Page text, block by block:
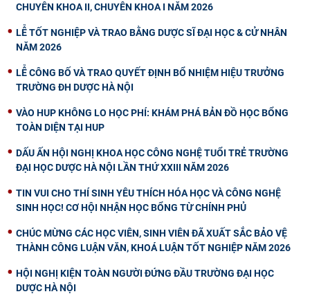
CHUYÊN KHOA II, CHUYÊN KHOA I NĂM 2026
LỄ TỐT NGHIỆP VÀ TRAO BẰNG DƯỢC SĨ ĐẠI HỌC & CỬ NHÂN
NĂM 2026
LỄ CÔNG BỐ VÀ TRAO QUYẾT ĐỊNH BỔ NHIỆM HIỆU TRƯỞNG
TRƯỜNG ĐH DƯỢC HÀ NỘI
VÀO HUP KHÔNG LO HỌC PHÍ: KHÁM PHÁ BẢN ĐỒ HỌC BỔNG
TOÀN DIỆN TẠI HUP
DẤU ẤN HỘI NGHỊ KHOA HỌC CÔNG NGHỆ TUỔI TRẺ TRƯỜNG
ĐẠI HỌC DƯỢC HÀ NỘI LẦN THỨ XXIII NĂM 2026
TIN VUI CHO THÍ SINH YÊU THÍCH HÓA HỌC VÀ CÔNG NGHỆ
SINH HỌC! CƠ HỘI NHẬN HỌC BỔNG TỪ CHÍNH PHỦ
CHÚC MỪNG CÁC HỌC VIÊN, SINH VIÊN ĐÃ XUẤT SẮC BẢO VỆ
THÀNH CÔNG LUẬN VĂN, KHOÁ LUẬN TỐT NGHIỆP NĂM 2026
HỘI NGHỊ KIỆN TOÀN NGƯỜI ĐỨNG ĐẦU TRƯỜNG ĐẠI HỌC
DƯỢC HÀ NỘI